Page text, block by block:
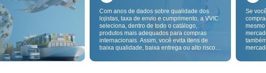
Com anos de dados sobre qualidade dos
lojistas, taxa de envio e cumprimento, a VVIC
seleciona, dentro de todo o catálogo,
produtos mais adequados para compras
internacionais. Assim, você evita itens de
baixa qualidade, baixa entrega ou alto risco,
inspeção de qualidade transfronteiriça e as
Se
OEM